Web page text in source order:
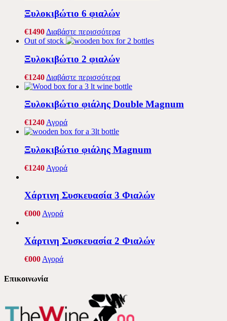
Ξυλοκιβώτιο 6 φιαλών
€1490 Διαβάστε περισσότερα
Out of stock
Ξυλοκιβώτιο 2 φιαλών
€1240 Διαβάστε περισσότερα
Ξυλοκιβώτιο φιάλης Double Magnum
€1240Αγορά
Ξυλοκιβώτιο φιάλης Magnum
€1240 Αγορά
Χάρτινη Συσκευασία 3 Φιαλών
€000 Αγορά
Χάρτινη Συσκευασία 2 Φιαλών
€000 Αγορά
Επικοινωνία